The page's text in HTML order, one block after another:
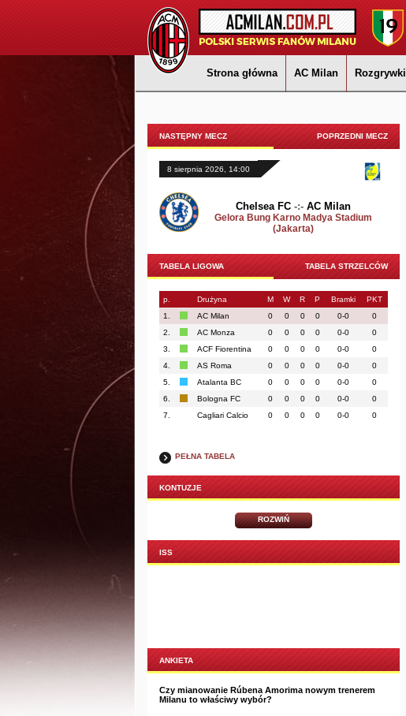
Strona główna AC Milan Rozgrywki
NASTĘPNY MECZ POPRZEDNI MECZ
8 sierpnia 2026, 14:00
Chelsea FC -:- AC Milan
Gelora Bung Karno Madya Stadium
(Jakarta)
TABELA LIGOWA TABELA STRZELCÓW
p. Drużyna M W R P Bramki
PKT
1.
AC Milan 0 0 0 0 0-0
0
2.
AC Monza 0 0 0 0 0-0
0
3.
ACF Fiorentina 0 0 0 0 0-0
0
4.
AS Roma 0 0 0 0 0-0
0
5.
Atalanta BC 0 0 0 0 0-0
0
6.
Bologna FC 0 0 0 0 0-0
0
7.
Cagliari Calcio 0 0 0 0 0-0 0
PEŁNA TABELA
KONTUZJE
ROZWIŃ
ISS
ANKIETA
Czy mianowanie Rúbena Amorima nowym trenerem
Milanu to właściwy wybór?